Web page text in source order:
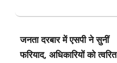
जनता दरबार में एसपी ने सुनीं
फरियाद, अधिकारियों को त्वरित